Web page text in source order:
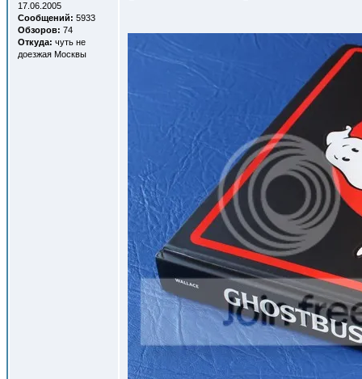
17.06.2005
Сообщений: 5933
Обзоров: 74
Откуда: чуть не
доезжая Москвы